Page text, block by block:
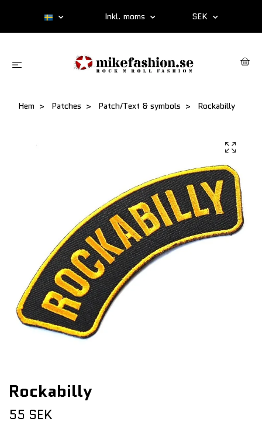
Inkl. moms SEK
Hem Patches Patch/Text & symbols Rockabilly
Rockabilly
55 SEK